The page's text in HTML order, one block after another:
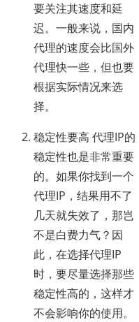
要关注其速度和延
迟。一般来说，国内
代理的速度会比国外
代理快一些，但也要
根据实际情况来选
择。
稳定性要高 代理IP的
稳定性也是非常重要
的。如果你找到一个
代理IP，结果用不了
几天就失效了，那岂
不是白费力气？因
此，在选择代理IP
时，要尽量选择那些
稳定性高的，这样才
不会影响你的使用。